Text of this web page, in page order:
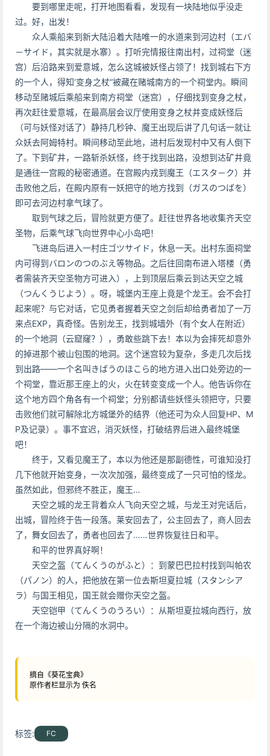
要到哪里走呢，打开地图看看，发现有一块陆地似乎没走
过。好，出发！
众人乘船来到新大陆沿着大陆唯一的水道来到河边村（エバ
－サイド，其实就是水寨）。打听完情报往南出村，过祠堂（迷
宫）后沿路来到爱意城，怎么这城被妖怪占领了！找到城右下方
的一个人，得知‘变身之杖”被藏在赌城南方的一个祠堂内。瞬间
移动至赌城后乘船来到南方祠堂（迷宫），仔细找到变身之杖，
再次赶往爱意城，在最高层会议厅使用变身之杖并变成妖怪后
（可与妖怪对话了）静持几秒钟、魔王出现后讲了几句话一就让
众妖去阿姆特村。瞬间移动至此地，进村后发现村中又有人倒下
了。下到矿井，一路斩杀妖怪，终于找到出路，没想到达矿井竟
是通往一宫殿的秘密通道。在宫殿内戎到魔王（エスタ－ク）并
击败他之后，在殿内原有一妖把守的地方找到（ガスのつばを）
即可去河边村拿气球了。
取到气球之后，冒险就更方便了。赶往世界各地收集齐天空
圣物，后乘气球飞向世界中心小岛吧！
飞进岛后进入一村庄ゴツサイド，休息一天。出村东面祠堂
内可得到バロンのつのぶえ等物品。之后往回南布进入塔楼（勇
者需装齐天空圣物方可进入），上到顶层后乘云到达天空之城
（つんくうじよう）。呀，城堡内王座上竟是个龙王。会不会打
起来呢？与它对话，它见勇者握着天空之剑后却给勇者加了一万
来点EXP，真奇怪。告别龙王，找到城墙外（有个女人在附近）
的一个地洞（云窟窿？），勇敢些跳下去！本以为会摔死却意外
的掉进那个被山包围的地洞。这个迷宫较为复杂，多走几次后找
到出路——一个名叫きばうのほこら的地方进入出口处旁边的一
个祠堂，靠近那王座上的火，火在转变变成一个人。他告诉你在
这个地方四个角各有一个祠堂；分别都请些妖怪头领把守，只要
击败他们就可解除北方城堡外的结界（他还可为众人回复HP、M
P及记录）。事不宜迟，消灭妖怪，打破结界后进入最终城堡
吧！
终于，又看见魔王了，本以为他还是那副德性，可谁知没打
几下他就开始变身，一次次加强，最终变成了一只可怕的怪龙。
虽然如此，但邪终不胜正，魔王…
天空之城的龙王背着众人飞向天空之城，与龙王对完话后，
出城，冒险终于告一段落。莱安回去了，公主回去了，商人回去
了，舞女回去了，勇者也回去了……世界恢复往日和平。
和平的世界真好啊！
天空之盔（てんくうのがふと）：到蒙巴巴拉村找到叫帕农
（パノン）的人，把他放在第一位去斯坦夏拉城（スタンシア
ラ）与国王相见，国王就会赠你天空之盔。
天空铠甲（てんくうのうろい）：从斯坦夏拉城向西行，放
在一个海边被山分隔的水洞中。
摘自《葵花宝典》
原作者栏显示为 佚名
标签: FC